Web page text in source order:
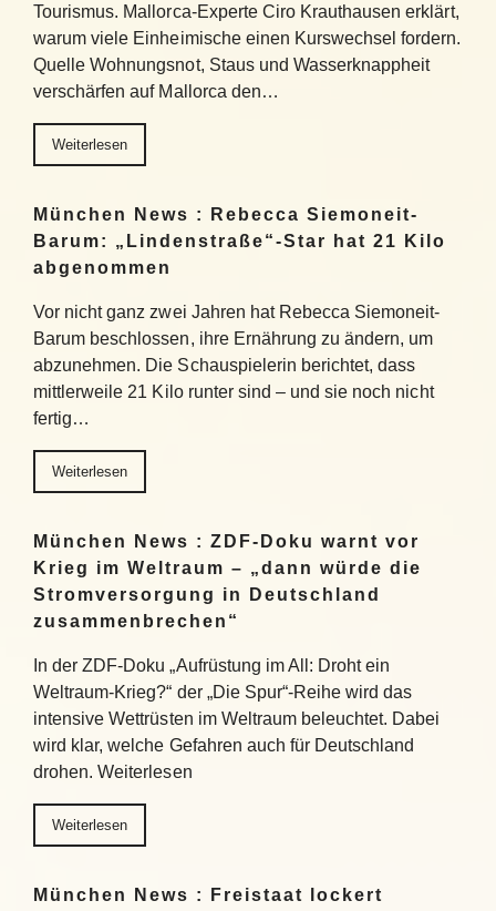
Tourismus. Mallorca-Experte Ciro Krauthausen erklärt,
warum viele Einheimische einen Kurswechsel fordern.
Quelle Wohnungsnot, Staus und Wasserknappheit
verschärfen auf Mallorca den…
Weiterlesen
München News : Rebecca Siemoneit-
Barum: „Lindenstraße“-Star hat 21 Kilo
abgenommen
Vor nicht ganz zwei Jahren hat Rebecca Siemoneit-
Barum beschlossen, ihre Ernährung zu ändern, um
abzunehmen. Die Schauspielerin berichtet, dass
mittlerweile 21 Kilo runter sind – und sie noch nicht
fertig…
Weiterlesen
München News : ZDF-Doku warnt vor
Krieg im Weltraum – „dann würde die
Stromversorgung in Deutschland
zusammenbrechen“
In der ZDF-Doku „Aufrüstung im All: Droht ein
Weltraum-Krieg?“ der „Die Spur“-Reihe wird das
intensive Wettrüsten im Weltraum beleuchtet. Dabei
wird klar, welche Gefahren auch für Deutschland
drohen. Weiterlesen
Weiterlesen
München News : Freistaat lockert